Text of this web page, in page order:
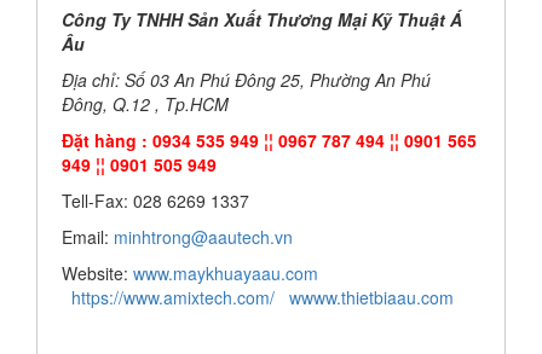
Công Ty TNHH Sản Xuất Thương Mại Kỹ Thuật Á
Âu
Địa chỉ: Số 03 An Phú Đông 25, Phường An Phú
Đông, Q.12 , Tp.HCM
Đặt hàng : 0934 535 949 ¦¦ 0967 787 494 ¦¦ 0901 565
949 ¦¦ 0901 505 949
Tell-Fax: 028 6269 1337
Email: minhtrong@aautech.vn
Website: www.maykhuayaau.com
https://www.amixtech.com/ wwww.thietbiaau.com